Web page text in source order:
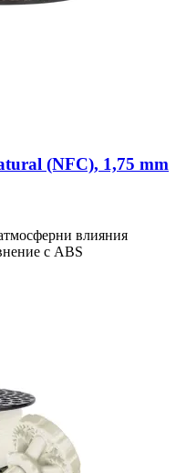
(NFC), 1,75 mm
влияния
с ABS